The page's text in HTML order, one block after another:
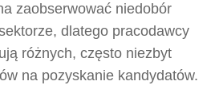
zaobserwować niedobór
dlatego pracodawcy
różnych, często niezbyt
na pozyskanie kandydatów.